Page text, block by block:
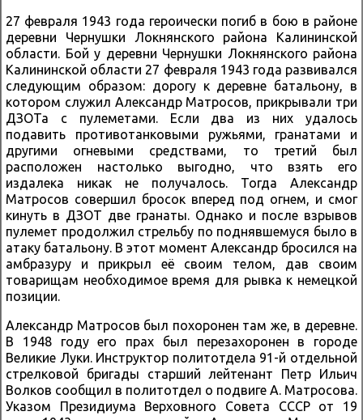
27 февраля 1943 года героически погиб в бою в районе
деревни Чернушки Локнянского района Калининской
области. Бой у деревни Чернушки Локнянского района
Калининской области 27 февраля 1943 года развивался
следующим образом: дорогу к деревне батальону, в
котором служил Александр Матросов, прикрывали три
ДЗОТа с пулеметами. Если два из них удалось
подавить противотанковыми ружьями, гранатами и
другими огневыми средствами, то третий был
расположен настолько выгодно, что взять его
издалека никак не получалось. Тогда Александр
Матросов совершил бросок вперед под огнем, и смог
кинуть в ДЗОТ две гранаты. Однако и после взрывов
пулемет продолжил стрельбу по поднявшемуся было в
атаку батальону. В этот момент Александр бросился на
амбразуру и прикрыл её своим телом, дав своим
товарищам необходимое время для рывка к немецкой
позиции.
Александр Матросов был похоронен там же, в деревне.
В 1948 году его прах был перезахоронен в городе
Великие Луки. Инструктор политотдела 91-й отдельной
стрелковой бригады старший лейтенант Петр Ильич
Волков сообщил в политотдел о подвиге А. Матросова.
Указом Президиума Верховного Совета СССР от 19